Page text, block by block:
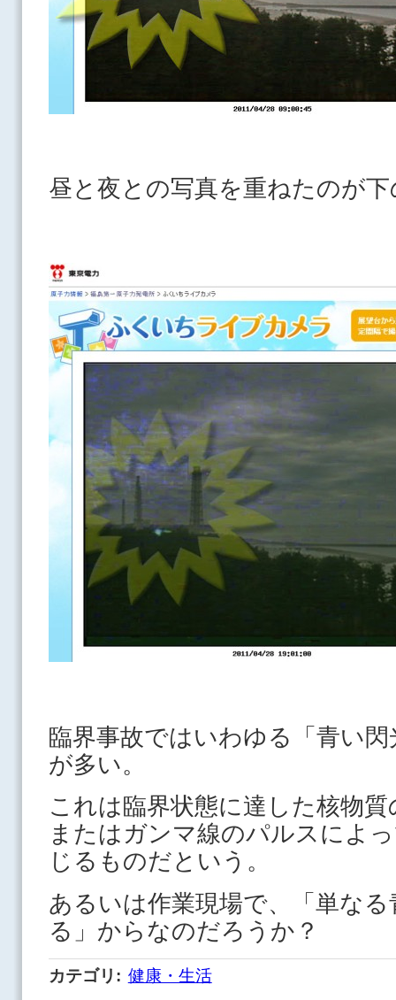
昼と夜との写真を重ねたのが
臨界事故ではいわゆる「青い
が多い。
これは臨界状態に達した核物
またはガンマ線のパルスによ
じるものだという。
あるいは作業現場で、「単な
る」からなのだろうか？
カテゴリ : 健康・生活